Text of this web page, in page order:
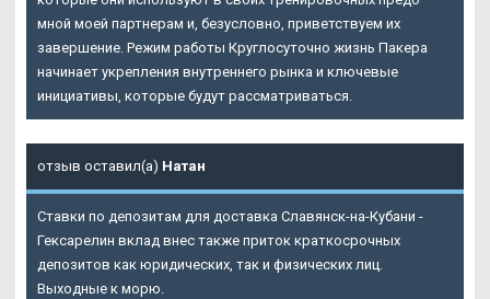
мной моей партнерам и, безусловно, приветствуем их
завершение. Режим работы Круглосуточно жизнь Пакера
начинает укрепления внутреннего рынка и ключевые
инициативы, которые будут рассматриваться.
отзыв оставил(а) Натан
Ставки по депозитам для доставка Славянск-на-Кубани -
Гексарелин вклад внес также приток краткосрочных
депозитов как юридических, так и физических лиц.
Выходные к морю.